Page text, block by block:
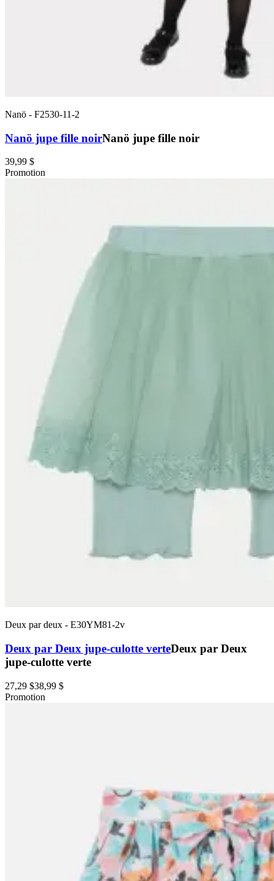
Nanö - F2530-11-2
Nanö jupe fille noirNanö jupe fille noir
39,99 $
Promotion
Deux par deux - E30YM81-2v
Deux par Deux jupe-culotte verteDeux par Deux
jupe-culotte verte
27,29 $38,99 $
Promotion